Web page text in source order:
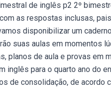
de inglês p2 2º
as respostas inclusas,
disponibilizar um
suas aulas em momentos
de aula e provas em
para o quarto ano do
de consolidação, de acordo